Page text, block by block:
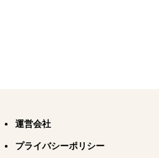
運営会社
プライバシーポリシー